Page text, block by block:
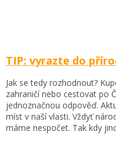
TIP: vyrazte do
Jak se tedy rozhodnout?
zahraničí nebo cestovat po
jednoznačnou odpověď.
míst v naší vlasti. Vždyť
máme nespočet. Tak kdy